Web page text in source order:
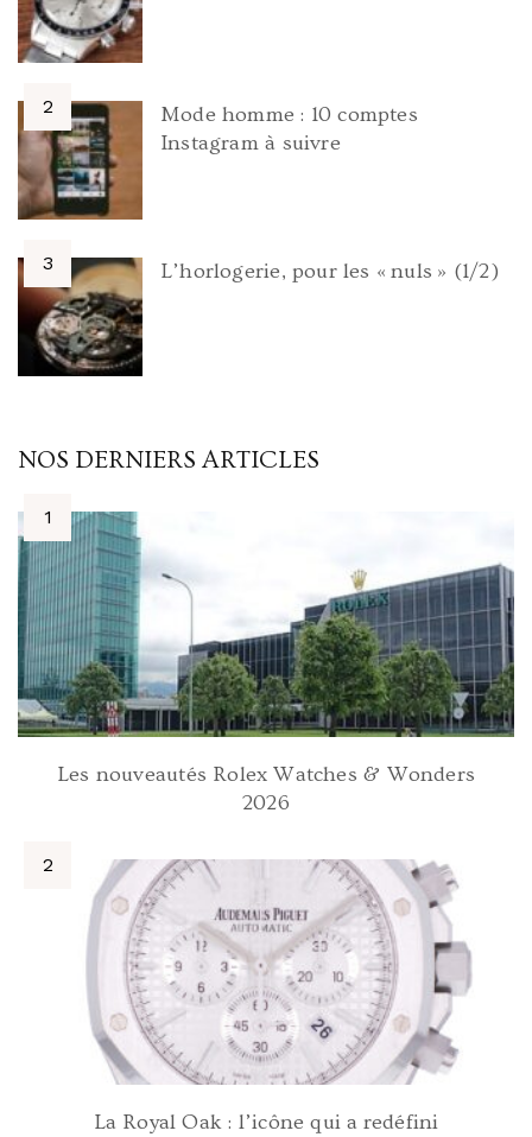
Mode homme : 10 comptes
Instagram à suivre
L’horlogerie, pour les « nuls » (1/2)
NOS DERNIERS ARTICLES
Les nouveautés Rolex Watches & Wonders
2026
La Royal Oak : l’icône qui a redéfini